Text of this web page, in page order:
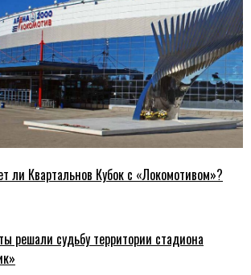
ли Квартальнов Кубок с «Локомотивом»?
решали судьбу территории стадиона